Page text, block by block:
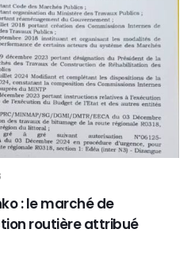
: le marché de
routière attribué